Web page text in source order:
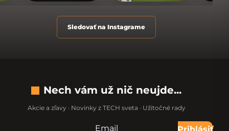
Sledovať na Instagrame
Nech vám už nič neujde...
Akcie a zľavy · Novinky z TECH sveta · Užitočné rady
Nevypĺňajte toto pole:
Email